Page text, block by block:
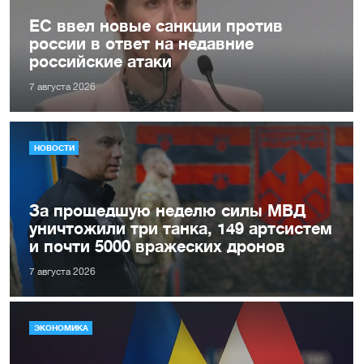
ЕС ввел новые санкции против
россии в ответ на недавние
российские атаки
7 августа 2026
НОВОСТИ
За прошедшую неделю силы МВД
уничтожили три танка, 149 артсистем
и почти 5000 вражеских дронов
7 августа 2026
ЭКОНОМИКА